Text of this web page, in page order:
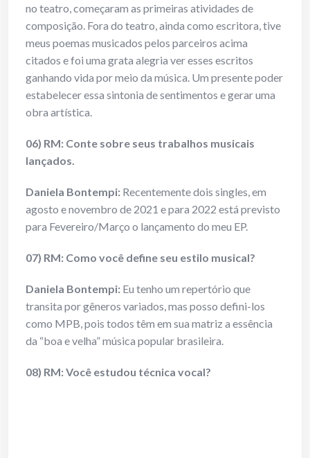
no teatro, começaram as primeiras atividades de
composição. Fora do teatro, ainda como escritora, tive
meus poemas musicados pelos parceiros acima
citados e foi uma grata alegria ver esses escritos
ganhando vida por meio da música. Um presente poder
estabelecer essa sintonia de sentimentos e gerar uma
obra artística.
06) RM: Conte sobre seus trabalhos musicais
lançados.
Daniela Bontempi: Recentemente dois singles, em
agosto e novembro de 2021 e para 2022 está previsto
para Fevereiro/Março o lançamento do meu EP.
07) RM: Como você define seu estilo musical?
Daniela Bontempi: Eu tenho um repertório que
transita por gêneros variados, mas posso defini-los
como MPB, pois todos têm em sua matriz a essência
da “boa e velha” música popular brasileira.
08) RM: Você estudou técnica vocal?